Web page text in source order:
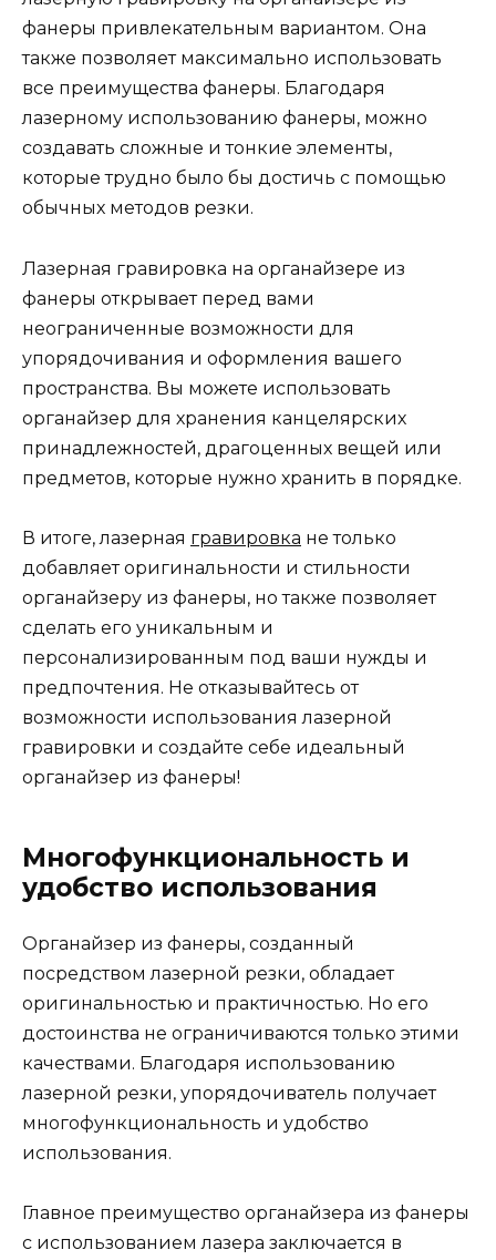
фанеры привлекательным вариантом. Она
также позволяет максимально использовать
все преимущества фанеры. Благодаря
лазерному использованию фанеры, можно
создавать сложные и тонкие элементы,
которые трудно было бы достичь с помощью
обычных методов резки.
Лазерная гравировка на органайзере из
фанеры открывает перед вами
неограниченные возможности для
упорядочивания и оформления вашего
пространства. Вы можете использовать
органайзер для хранения канцелярских
принадлежностей, драгоценных вещей или
предметов, которые нужно хранить в порядке.
В итоге, лазерная гравировка не только
добавляет оригинальности и стильности
органайзеру из фанеры, но также позволяет
сделать его уникальным и
персонализированным под ваши нужды и
предпочтения. Не отказывайтесь от
возможности использования лазерной
гравировки и создайте себе идеальный
органайзер из фанеры!
Многофункциональность и
удобство использования
Органайзер из фанеры, созданный
посредством лазерной резки, обладает
оригинальностью и практичностью. Но его
достоинства не ограничиваются только этими
качествами. Благодаря использованию
лазерной резки, упорядочиватель получает
многофункциональность и удобство
использования.
Главное преимущество органайзера из фанеры
с использованием лазера заключается в